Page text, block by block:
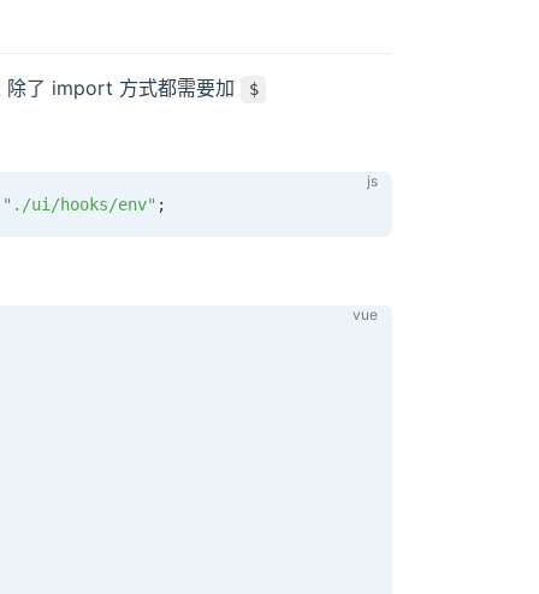
除了 import 方式都需要加 $
"./ui/hooks/env" ;